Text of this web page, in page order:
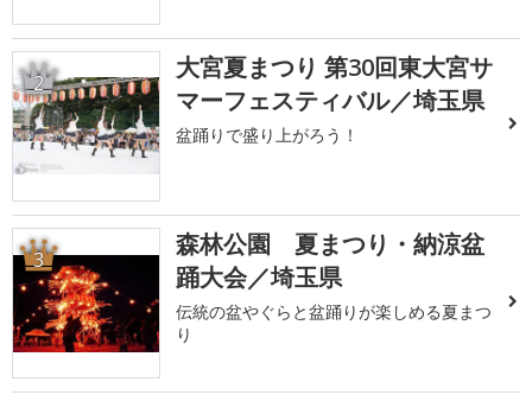
2
大宮夏まつり 第30回東大宮サ
マーフェスティバル／埼玉県
盆踊りで盛り上がろう！
3
森林公園 夏まつり・納涼盆
踊大会／埼玉県
伝統の盆やぐらと盆踊りが楽しめる夏まつ
り